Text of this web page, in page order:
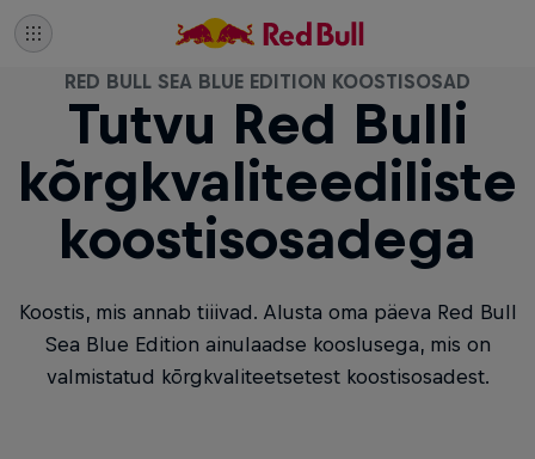
Tutvu Red Bulli
kõrgkvaliteediliste
koostisosadega
RED BULL SEA BLUE EDITION KOOSTISOSAD
Koostis, mis annab tiiivad. Alusta oma päeva Red Bull
Sea Blue Edition ainulaadse kooslusega, mis on
valmistatud kõrgkvaliteetsetest koostisosadest.